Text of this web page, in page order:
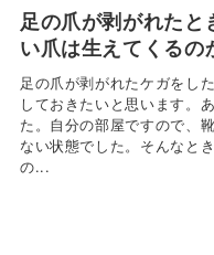
足の爪が剥がれたと
い爪は生えてくるの
足の爪が剥がれたケガをし
しておきたいと思います。
た。自分の部屋ですので、
ない状態でした。そんなと
の...